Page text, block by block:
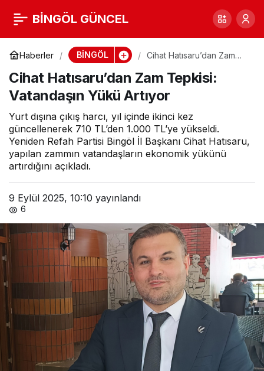
BİNGÖL GÜNCEL
Haberler BİNGÖL
Cihat Hatısaru’dan Zam
Artıyor
Cihat Hatısaru’dan Zam Tepkisi:
Vatandaşın Yükü Artıyor
Yurt dışına çıkış harcı, yıl içinde ikinci kez
güncellenerek 710 TL’den 1.000 TL’ye yükseldi.
Yeniden Refah Partisi Bingöl İl Başkanı Cihat Hatısaru,
yapılan zammın vatandaşların ekonomik yükünü
artırdığını açıkladı.
9 Eylül 2025, 10:10 yayınlandı
6
Cihat Hatısaru’dan Zam
Tepkisi: Vatandaşın
Yükü Artıyor
0